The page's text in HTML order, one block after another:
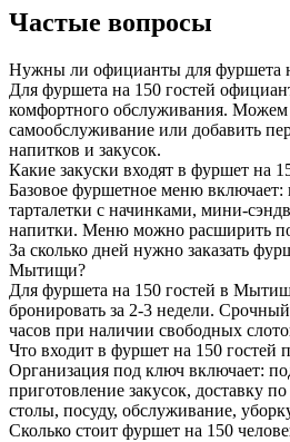
Частые вопросы
Нужны ли официанты для фуршета
Для фуршета на 150 гостей
комфортного обслуживания. Можем
самообслуживание или добавить
напитков и закусок.
Какие закуски входят в фуршет на
Базовое фуршетное меню включает:
тарталетки с начинками, мини-
напитки. Меню можно расширить
За сколько дней нужно заказать
Мытищи?
Для фуршета на 150 гостей в
бронировать за 2-3 недели.
часов при наличии свободных
Что входит в фуршет на 150 гостей
Организация под ключ включает:
приготовление закусок, доставку
столы, посуду, обслуживание,
Сколько стоит фуршет на 150